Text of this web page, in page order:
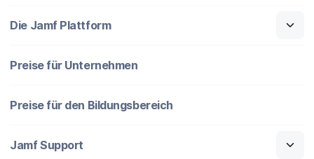
Die Jamf Plattform
Preise für Unternehmen
Preise für den Bildungsbereich
Jamf Support